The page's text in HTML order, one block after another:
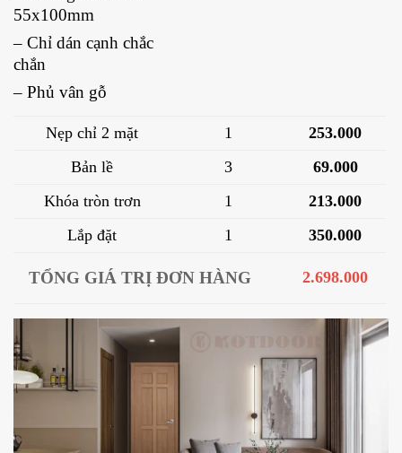
55x100mm
– Chỉ dán cạnh chắc
chắn
– Phủ vân gỗ
Nẹp chỉ 2 mặt 1
253.000
Bản lề
3
69.000
Khóa tròn trơn
1
213.000
Lắp đặt
1 350.000
TỔNG GIÁ TRỊ ĐƠN HÀNG 2.698.000